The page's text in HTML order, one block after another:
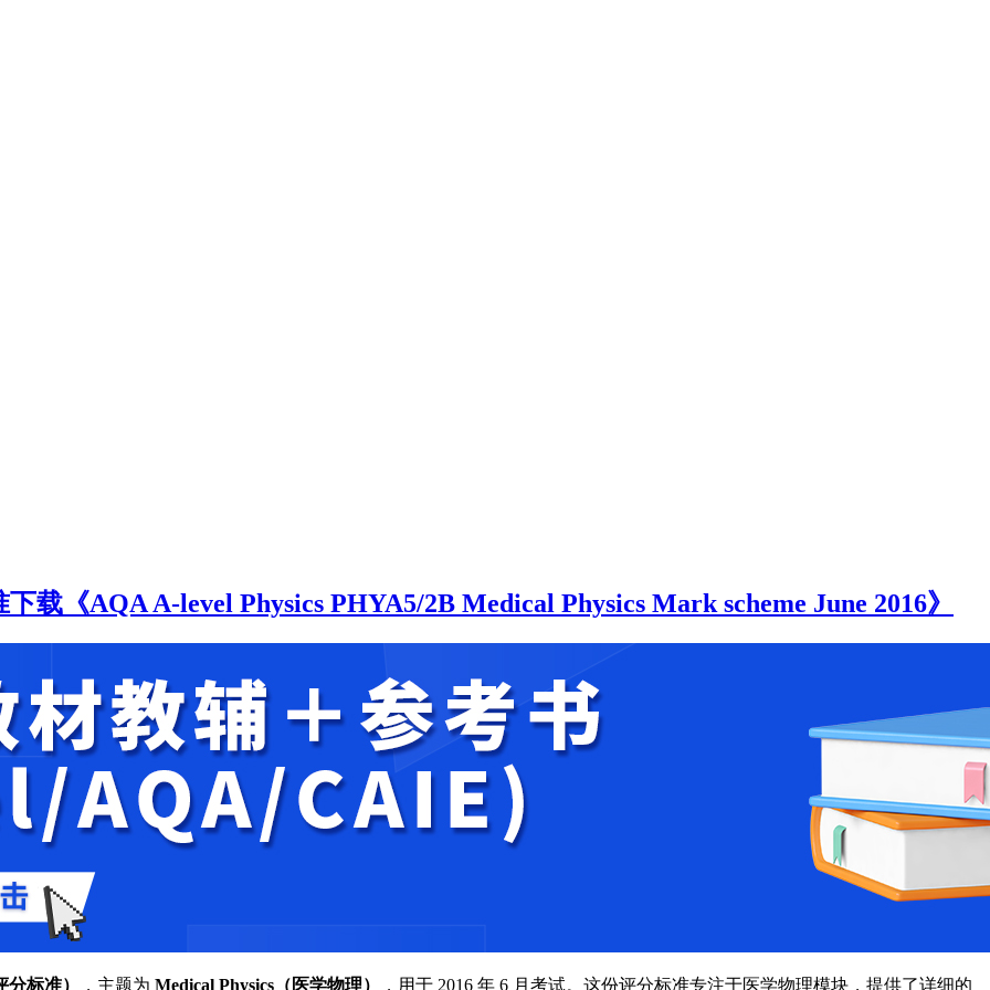
载《AQA A-level Physics PHYA5/2B Medical Physics Mark scheme June 2016》
标准） ，主题为 Medical Physics（医学物理） ，用于 2016 年 6 月考试。这份评分标准专注于医学物理模块，提供了详细的